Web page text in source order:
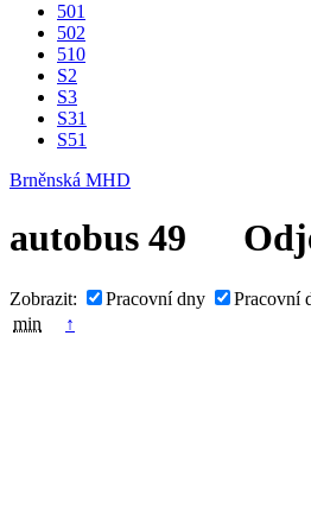
501
502
510
S2
S3
S31
S51
Brněnská MHD
autobus 49
Zobrazit: Pracovní dny Pracovní
min
↑